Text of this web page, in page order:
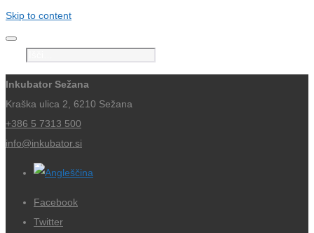
Skip to content
Inkubator Sežana
Kraška ulica 2, 6210 Sežana
+386 5 7313 500
info@inkubator.si
Facebook
Twitter